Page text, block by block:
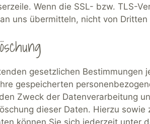
Wenn die SSL- bzw. TLS-
uns übermitteln, nicht von
gesetzlichen Bestimmungen
gespeicherten
Zweck der Datenverarbeitung
dieser Daten. Hierzu sowie